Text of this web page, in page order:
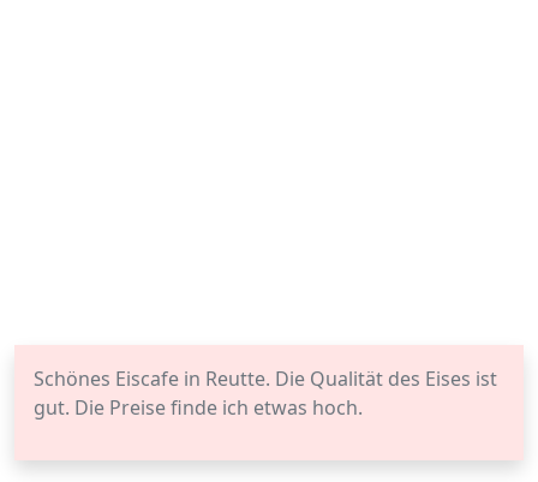
Schönes Eiscafe in Reutte. Die Qualität des Eises ist
gut. Die Preise finde ich etwas hoch.